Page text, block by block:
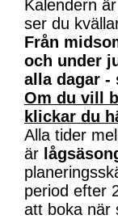
Kalendern
ser du
Från
och under
alla dagar -
Om du vill
klickar du
Alla tider
är
period efter
att boka när